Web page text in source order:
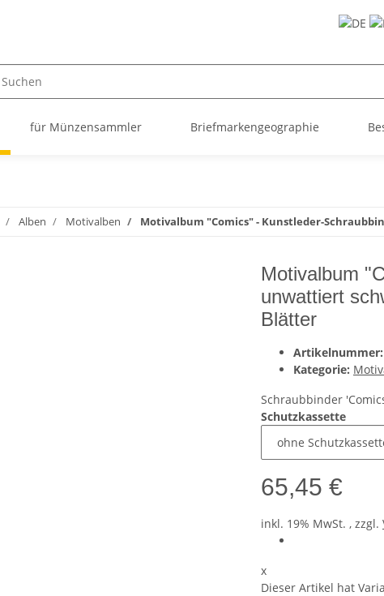
für Münzensammler Briefmarkengeographie
Alben Motivalben Motivalbum "Comics" - Kunstleder-
Motivalbum
unwattiert
Blätter
Artikelnummer:
Kategorie:
Schraubbinder
Schutzkassette
65,45 €
inkl. 19% MwSt. , zzgl.
x
Dieser Artikel hat